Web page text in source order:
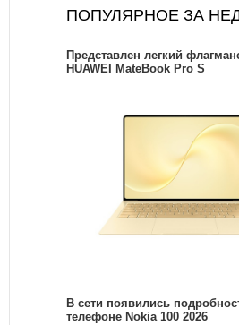
ПОПУЛЯРНОЕ ЗА
Представлен легкий
HUAWEI MateBook Pro S
В сети появились
телефоне Nokia 100 2026